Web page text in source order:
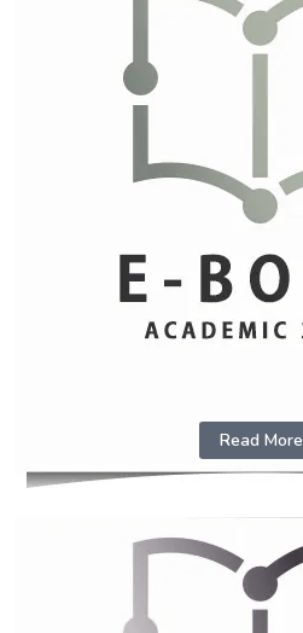
Read More